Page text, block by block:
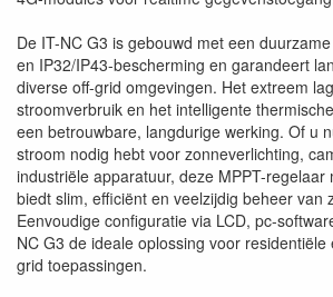
De IT-NC G3 is gebouwd met een
en IP32/IP43-bescherming en garandeert
diverse off-grid omgevingen. Het extreem
stroomverbruik en het intelligente
een betrouwbare, langdurige werking. Of u
stroom nodig hebt voor zonneverlichting,
industriële apparatuur, deze MPPT-regelaar
biedt slim, efficiënt en veelzijdig beheer van
Eenvoudige configuratie via LCD, pc-
NC G3 de ideale oplossing voor residentiële
grid toepassingen.